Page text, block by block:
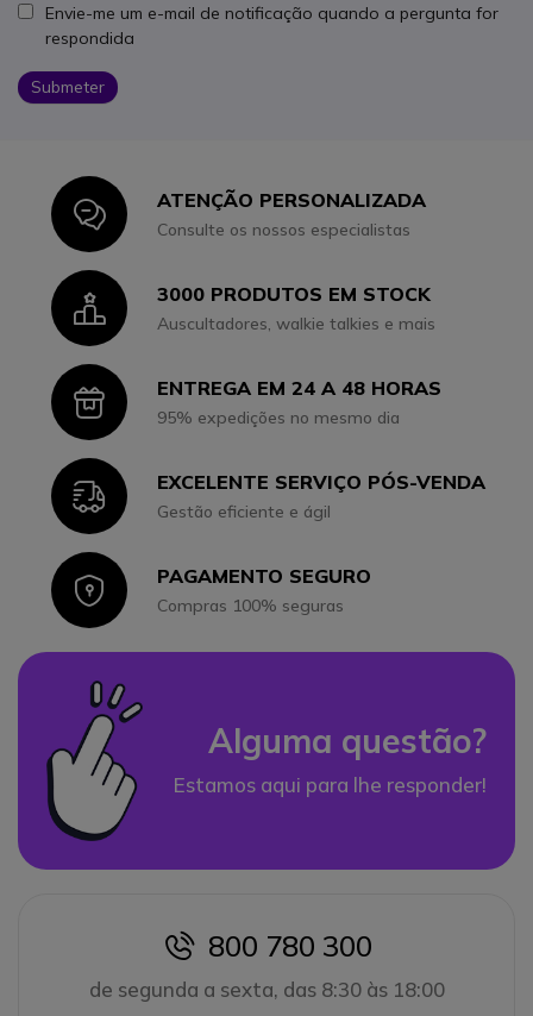
Envie-me um e-mail de notificação quando a pergunta for
respondida
Submeter
IconATENÇÃO PERSONALIZADA
Consulte os nossos especialistas
Icon3000 PRODUTOS EM STOCK
Auscultadores, walkie talkies e mais
IconENTREGA EM 24 A 48 HORAS
95% expedições no mesmo dia
IconEXCELENTE SERVIÇO PÓS-VENDA
Gestão eficiente e ágil
IconPAGAMENTO SEGURO
Compras 100% seguras
Alguma questão?
Estamos aqui para lhe responder!
icon
800 780 300
de segunda a sexta, das 8:30 às 18:00